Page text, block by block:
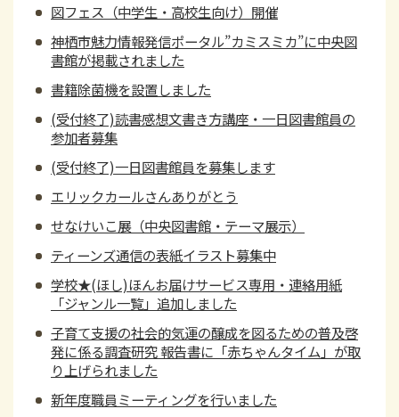
図フェス（中学生・高校生向け）開催
神栖市魅力情報発信ポータル”カミスミカ”に中央図
書館が掲載されました
書籍除菌機を設置しました
(受付終了)読書感想文書き方講座・一日図書館員の
参加者募集
(受付終了)一日図書館員を募集します
エリックカールさんありがとう
せなけいこ展（中央図書館・テーマ展示）
ティーンズ通信の表紙イラスト募集中
学校★(ほし)ほんお届けサービス専用・連絡用紙
「ジャンル一覧」追加しました
子育て支援の社会的気運の醸成を図るための普及啓
発に係る調査研究 報告書に「赤ちゃんタイム」が取
り上げられました
新年度職員ミーティングを行いました